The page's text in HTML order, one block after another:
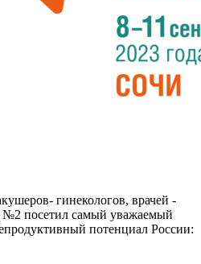
гинекологов, врачей -
№2 посетил самый уважаемый
потенциал России: